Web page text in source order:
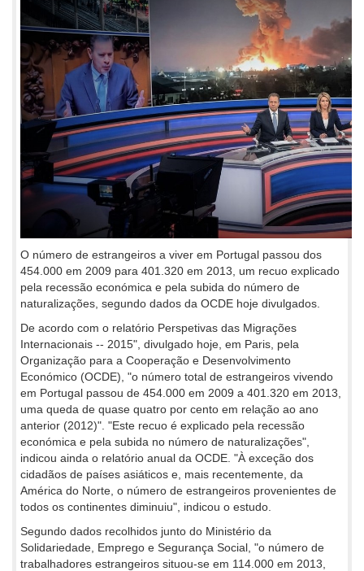
O número de estrangeiros a viver em Portugal passou dos
454.000 em 2009 para 401.320 em 2013, um recuo explicado
pela recessão económica e pela subida do número de
naturalizações, segundo dados da OCDE hoje divulgados.
De acordo com o relatório Perspetivas das Migrações
Internacionais -- 2015", divulgado hoje, em Paris, pela
Organização para a Cooperação e Desenvolvimento
Económico (OCDE), "o número total de estrangeiros vivendo
em Portugal passou de 454.000 em 2009 a 401.320 em 2013,
uma queda de quase quatro por cento em relação ao ano
anterior (2012)". "Este recuo é explicado pela recessão
económica e pela subida no número de naturalizações",
indicou ainda o relatório anual da OCDE. "À exceção dos
cidadãos de países asiáticos e, mais recentemente, da
América do Norte, o número de estrangeiros provenientes de
todos os continentes diminuiu", indicou o estudo.
Segundo dados recolhidos junto do Ministério da
Solidariedade, Emprego e Segurança Social, "o número de
trabalhadores estrangeiros situou-se em 114.000 em 2013,